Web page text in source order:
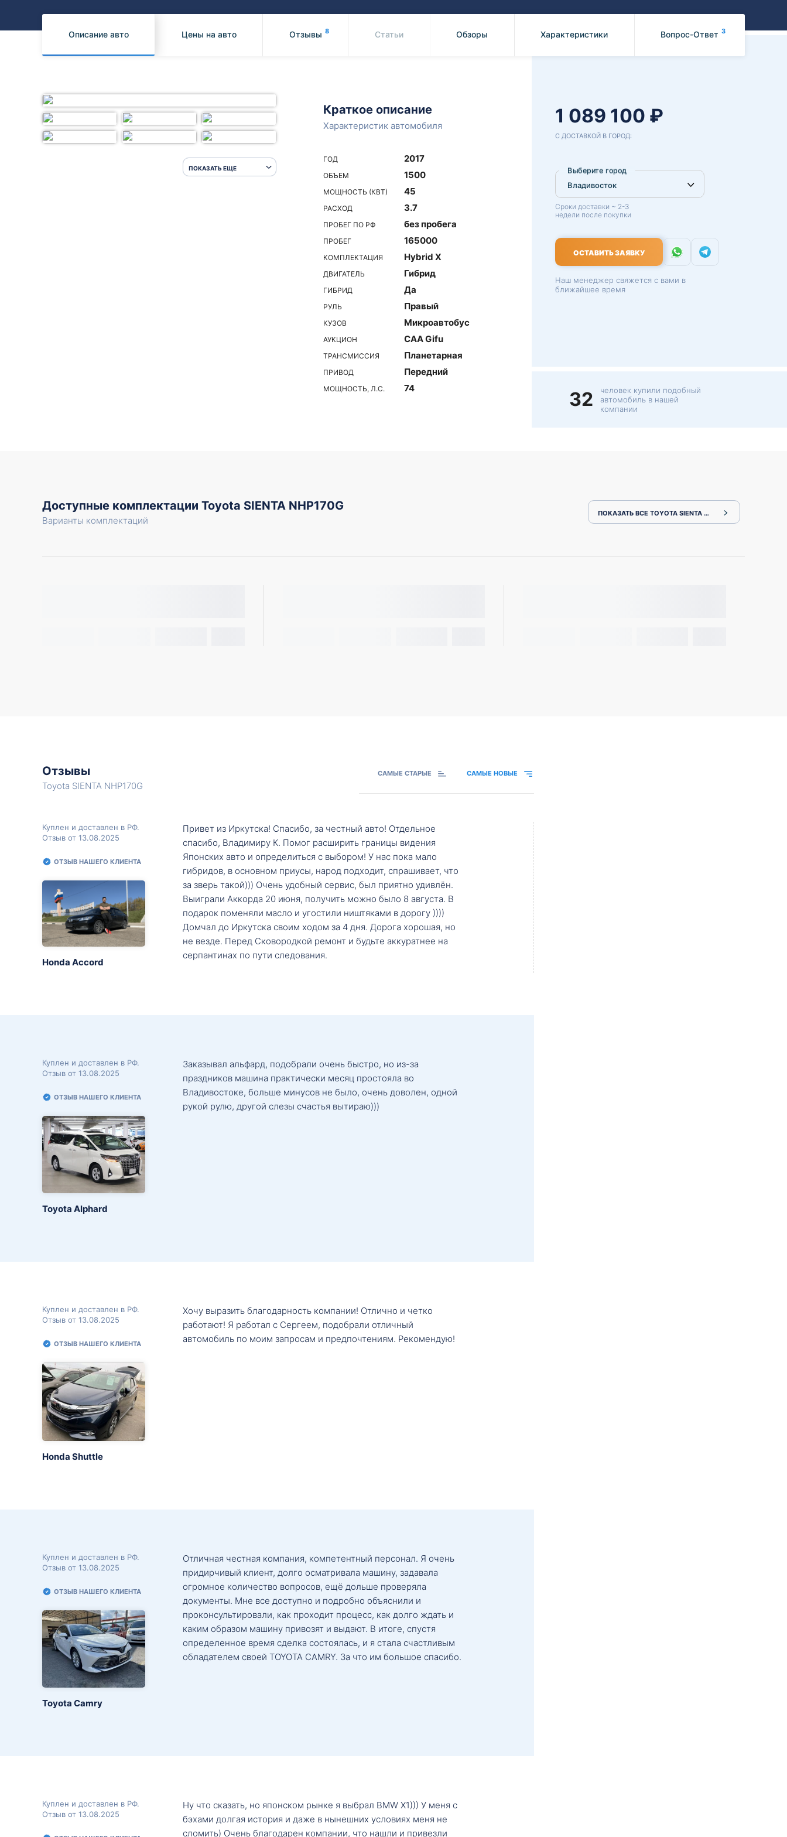
Subaru
Описание авто Цены на авто Отзывы 8 Статьи Обзоры Характеристики Вопрос-Ответ 3
ПОКАЗАТЬ ЕЩЕ
Краткое описание
Характеристик автомобиля
ГОД 2017
ОБЪЕМ 1500
МОЩНОСТЬ (КВТ) 45
РАСХОД 3.7
ПРОБЕГ ПО РФ без пробега
ПРОБЕГ 165000
КОМПЛЕКТАЦИЯ Hybrid X
ДВИГАТЕЛЬ Гибрид
ГИБРИД Да
РУЛЬ Правый
КУЗОВ Микроавтобус
АУКЦИОН CAA Gifu
ТРАНСМИССИЯ Планетарная
ПРИВОД Передний
МОЩНОСТЬ, Л.С. 74
1 089 100 ₽
С ДОСТАВКОЙ В ГОРОД:
Выберите город
Сроки доставки ~ 2-3
недели после покупки
ОСТАВИТЬ ЗАЯВКУ
Наш менеджер свяжется с вами в
ближайшее время
32
человек купили подобный
автомобиль в нашей
компании
Доступные комплектации Toyota SIENTA NHP170G
Варианты комплектаций
ПОКАЗАТЬ ВСЕ TOYOTA SIENTA NHP170G
Отзывы
Toyota SIENTA NHP170G
САМЫЕ СТАРЫЕ САМЫЕ НОВЫЕ
Куплен и доставлен в РФ.
Отзыв от 13.08.2025
ОТЗЫВ НАШЕГО КЛИЕНТА
Honda Accord
Привет из Иркутска! Спасибо, за честный авто! Отдельное
спасибо, Владимиру К. Помог расширить границы видения
Японских авто и определиться с выбором! У нас пока мало
гибридов, в основном приусы, народ подходит, спрашивает, что
за зверь такой))) Очень удобный сервис, был приятно удивлён.
Выиграли Аккорда 20 июня, получить можно было 8 августа. В
подарок поменяли масло и угостили ништяками в дорогу ))))
Домчал до Иркутска своим ходом за 4 дня. Дорога хорошая, но
не везде. Перед Сковородкой ремонт и будьте аккуратнее на
серпантинах по пути следования.
Куплен и доставлен в РФ.
Отзыв от 13.08.2025
ОТЗЫВ НАШЕГО КЛИЕНТА
Toyota Alphard
Заказывал альфард, подобрали очень быстро, но из-за
праздников машина практически месяц простояла во
Владивостоке, больше минусов не было, очень доволен, одной
рукой рулю, другой слезы счастья вытираю)))
Куплен и доставлен в РФ.
Отзыв от 13.08.2025
ОТЗЫВ НАШЕГО КЛИЕНТА
Honda Shuttle
Хочу выразить благодарность компании! Отлично и четко
работают! Я работал с Сергеем, подобрали отличный
автомобиль по моим запросам и предпочтениям. Рекомендую!
Куплен и доставлен в РФ.
Отзыв от 13.08.2025
ОТЗЫВ НАШЕГО КЛИЕНТА
Toyota Camry
Отличная честная компания, компетентный персонал. Я очень
придирчивый клиент, долго осматривала машину, задавала
огромное количество вопросов, ещё дольше проверяла
документы. Мне все доступно и подробно объяснили и
проконсультировали, как проходит процесс, как долго ждать и
каким образом машину привозят и выдают. В итоге, спустя
определенное время сделка состоялась, и я стала счастливым
обладателем своей TOYOTA CAMRY. За что им большое спасибо.
Куплен и доставлен в РФ.
Отзыв от 13.08.2025
Ну что сказать, но японском рынке я выбрал BMW X1))) У меня с
бэхами долгая история и даже в нынешних условиях меня не
сломить) Очень благодарен компании, что нашли и привезли